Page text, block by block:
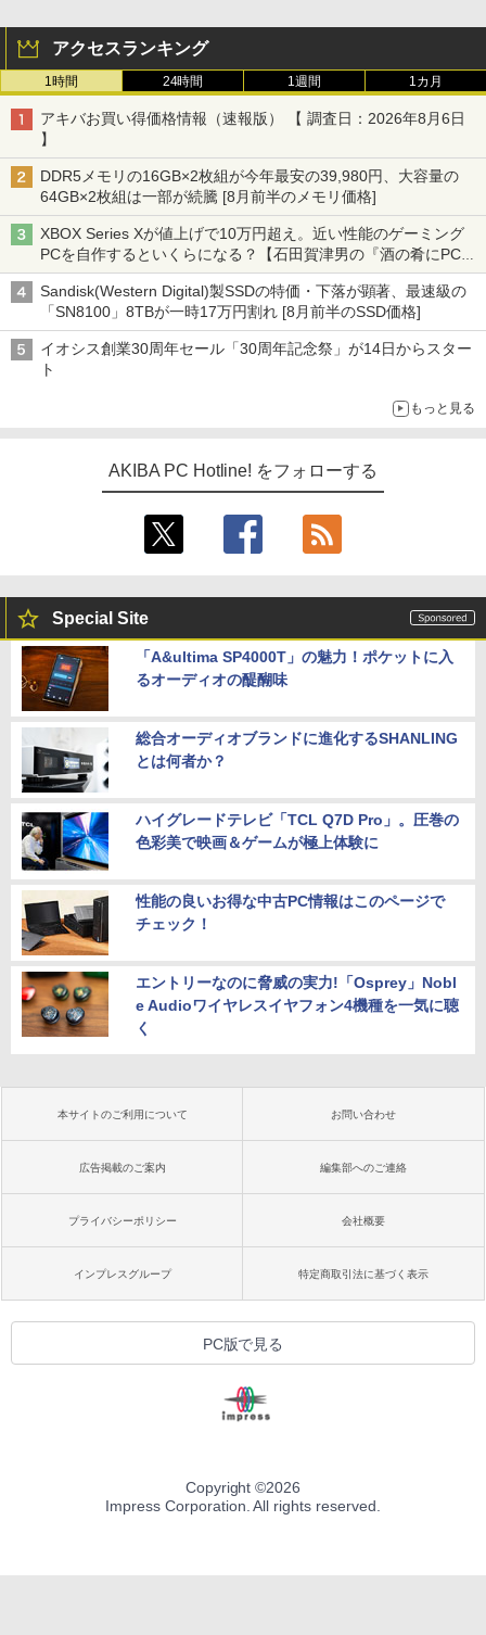
アクセスランキング
1時間 24時間 1週間 1カ月
アキバお買い得価格情報（速報版） 【 調査日：2026年8月6日
】
DDR5メモリの16GB×2枚組が今年最安の39,980円、大容量の
64GB×2枚組は一部が続騰 [8月前半のメモリ価格]
XBOX Series Xが値上げで10万円超え。近い性能のゲーミング
PCを自作するといくらになる？【石田賀津男の『酒の肴にPCゲ
ーム』】
Sandisk(Western Digital)製SSDの特価・下落が顕著、最速級の
「SN8100」8TBが一時17万円割れ [8月前半のSSD価格]
イオシス創業30周年セール「30周年記念祭」が14日からスター
ト
もっと見る
AKIBA PC Hotline! をフォローする
Special Site
「A&ultima SP4000T」の魅力！ポケットに入
るオーディオの醍醐味
総合オーディオブランドに進化するSHANLING
とは何者か？
ハイグレードテレビ「TCL Q7D Pro」。圧巻の
色彩美で映画＆ゲームが極上体験に
性能の良いお得な中古PC情報はこのページで
チェック！
エントリーなのに脅威の実力!「Osprey」Nobl
e Audioワイヤレスイヤフォン4機種を一気に聴
く
本サイトのご利用について お問い合わせ
広告掲載のご案内 編集部へのご連絡
プライバシーポリシー 会社概要
インプレスグループ 特定商取引法に基づく表示
PC版で見る
Copyright ©2026
Impress Corporation. All rights reserved.